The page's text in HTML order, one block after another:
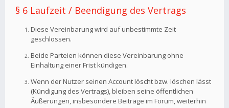
§ 6 Laufzeit / Beendigung des Vertrags
Diese Vereinbarung wird auf unbestimmte Zeit
geschlossen.
Beide Parteien können diese Vereinbarung ohne
Einhaltung einer Frist kündigen.
Wenn der Nutzer seinen Account löscht bzw. löschen lässt
(Kündigung des Vertrags), bleiben seine öffentlichen
Äußerungen, insbesondere Beiträge im Forum, weiterhin